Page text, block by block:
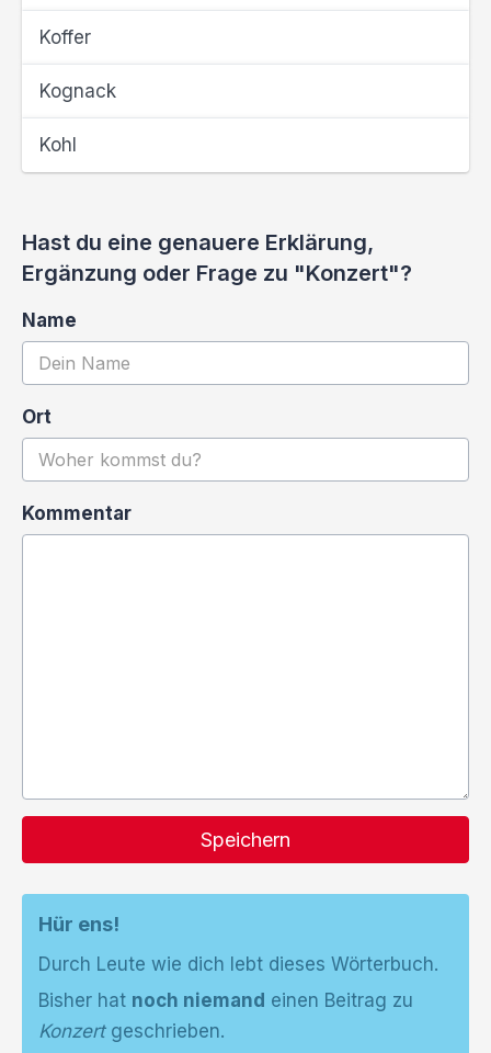
Koffer
Kognack
Kohl
Hast du eine genauere Erklärung,
Ergänzung oder Frage zu "Konzert"?
Name
Ort
Kommentar
Speichern
Hür ens!
Durch Leute wie dich lebt dieses Wörterbuch.
Bisher hat noch niemand einen Beitrag zu
Konzertgeschrieben.